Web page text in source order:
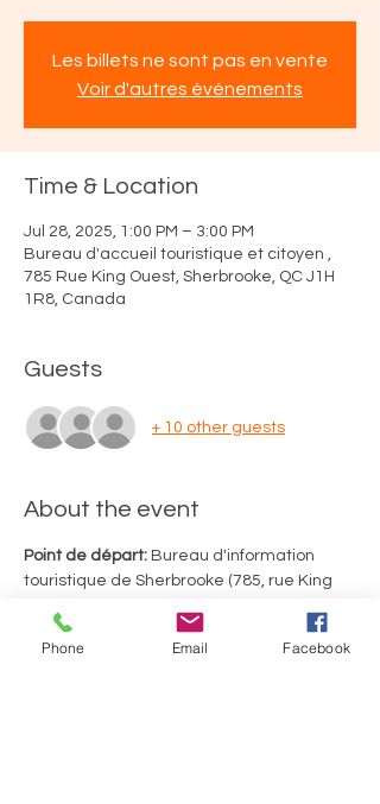
Les billets ne sont pas en vente
Voir d'autres événements
Time & Location
Jul 28, 2025, 1:00 PM – 3:00 PM
Bureau d'accueil touristique et citoyen ,
785 Rue King Ouest, Sherbrooke, QC J1H
1R8, Canada
Guests
+ 10 other guests
About the event
Point de départ: Bureau d'information
touristique de Sherbrooke (785, rue King
Merci d'utiliser le stationnement de
gravier situé au fond de la rue Richmond.
Phone Email Facebook